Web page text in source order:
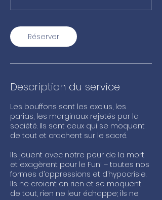
Réserver
Description du service
Les bouffons sont les exclus, les
parias, les marginaux rejetés par la
société. Ils sont ceux qui se moquent
de tout et crachent sur le sacré.
Ils jouent avec notre peur de la mort
et exagèrent pour le Fun! – toutes nos
formes d’oppressions et d’hypocrisie.
Ils ne croient en rien et se moquent
de tout, rien ne leur échappe; ils ne